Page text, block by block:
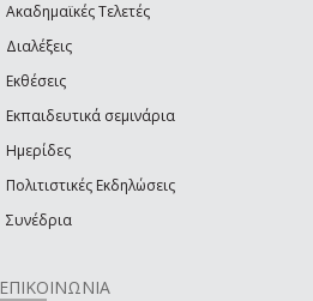
Ακαδημαϊκές Τελετές
Διαλέξεις
Εκθέσεις
Εκπαιδευτικά σεμινάρια
Ημερίδες
Πολιτιστικές Εκδηλώσεις
Συνέδρια
ΕΠΙΚΟΙΝΩΝΙΑ